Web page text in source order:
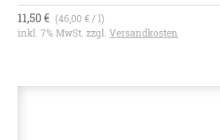
11,50 € (46,00 € / l)
inkl. 7% MwSt. zzgl.Versandkosten